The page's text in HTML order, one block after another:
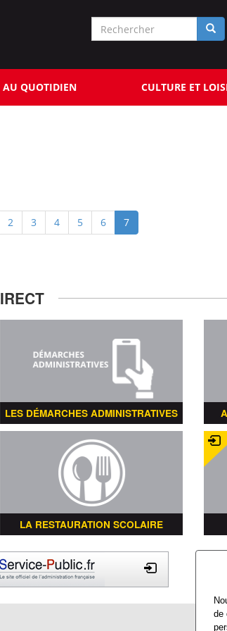
Formulaire
recherche
AU QUOTIDIEN CULTURE ET
2 3 4 5 6 7
LES DÉMARCHES ADMINISTRATIVES
LA RESTAURATION SCOLAIRE
de